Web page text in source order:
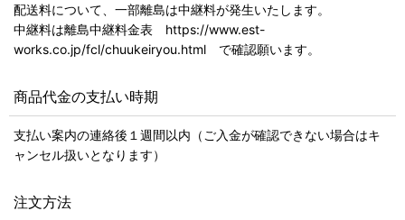
配送料について、一部離島は中継料が発生いたします。
中継料は離島中継料金表 https://www.est-
works.co.jp/fcl/chuukeiryou.html で確認願います。
商品代金の支払い時期
支払い案内の連絡後１週間以内（ご入金が確認できない場合はキ
ャンセル扱いとなります）
注文方法